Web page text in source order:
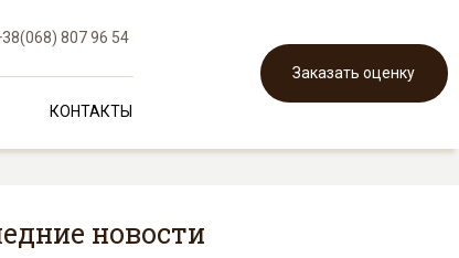
807 96 54
КОНТАКТЫ
Заказать оценку
новости